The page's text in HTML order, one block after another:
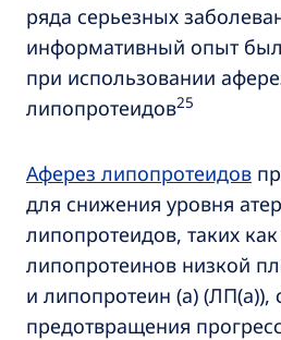
ряда серьезных
информативный опыт
при использовании
липопротеидов25
Аферез липопротеидов
для снижения уровня
липопротеидов, таких
липопротеинов низкой
и липопротеин (а) (ЛП(a)),
предотвращения